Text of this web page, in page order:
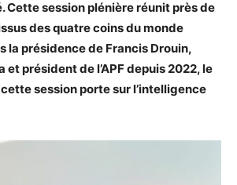
Cette session plénière réunit près de
des quatre coins du monde
la présidence de Francis Drouin,
et président de l’APF depuis 2022, le
session porte sur l’intelligence